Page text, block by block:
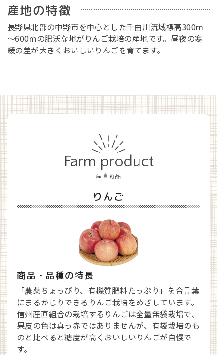
産地の特徴
長野県北部の中野市を中心とした千曲川流域標高300ｍ
～600ｍの肥沃な地がりんご栽培の産地です。昼夜の寒
暖の差が大きくおいしいりんごを育てます。
Farm product
産直商品
りんご
商品・品種の特長
「農薬ちょっぴり、有機質肥料たっぷり」を合言葉
にまるかじりできるりんご栽培をめざしています。
信州産直組合の栽培するりんごは全量無袋栽培で、
果皮の色は真っ赤ではありませんが、有袋栽培のも
のと比べると糖度が高くおいしいりんごが自慢で
す。